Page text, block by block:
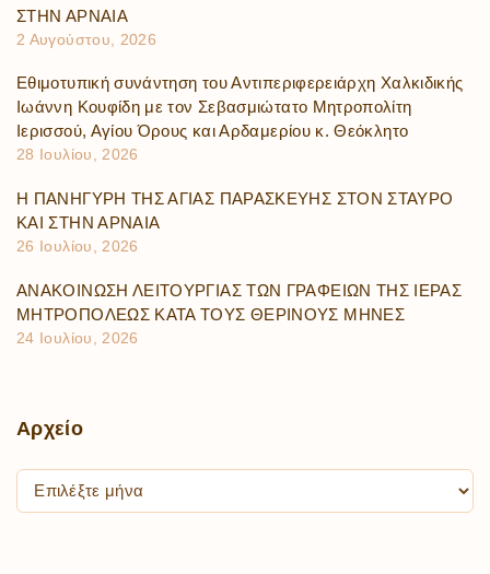
ΣΤΗΝ ΑΡΝΑΙΑ
2 Αυγούστου, 2026
Εθιμοτυπική συνάντηση του Αντιπεριφερειάρχη Χαλκιδικής
Ιωάννη Κουφίδη με τον Σεβασμιώτατο Μητροπολίτη
Ιερισσού, Αγίου Όρους και Αρδαμερίου κ. Θεόκλητο
28 Ιουλίου, 2026
Η ΠΑΝΗΓΥΡΗ ΤΗΣ ΑΓΙΑΣ ΠΑΡΑΣΚΕΥΗΣ ΣΤΟΝ ΣΤΑΥΡΟ
ΚΑΙ ΣΤΗΝ ΑΡΝΑΙΑ
26 Ιουλίου, 2026
ΑΝΑΚΟΙΝΩΣΗ ΛΕΙΤΟΥΡΓΙΑΣ ΤΩΝ ΓΡΑΦΕΙΩΝ ΤΗΣ ΙΕΡΑΣ
ΜΗΤΡΟΠΟΛΕΩΣ ΚΑΤΑ ΤΟΥΣ ΘΕΡΙΝΟΥΣ ΜΗΝΕΣ
24 Ιουλίου, 2026
Αρχείο